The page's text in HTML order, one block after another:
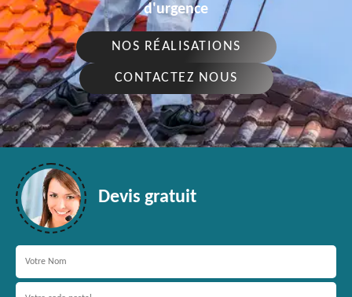
d'urgence
NOS RÉALISATIONS
CONTACTEZ NOUS
Devis gratuit